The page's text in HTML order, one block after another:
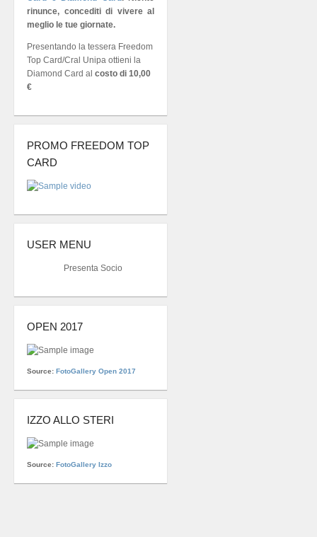
rinunce, concediti di vivere al
meglio le tue giornate.
Presentando la tessera Freedom
Top Card/Cral Unipa ottieni la
Diamond Card al costo di 10,00
€
PROMO FREEDOM TOP
CARD
USER MENU
Presenta Socio
OPEN 2017
Source: FotoGallery Open 2017
IZZO ALLO STERI
Source: FotoGallery Izzo